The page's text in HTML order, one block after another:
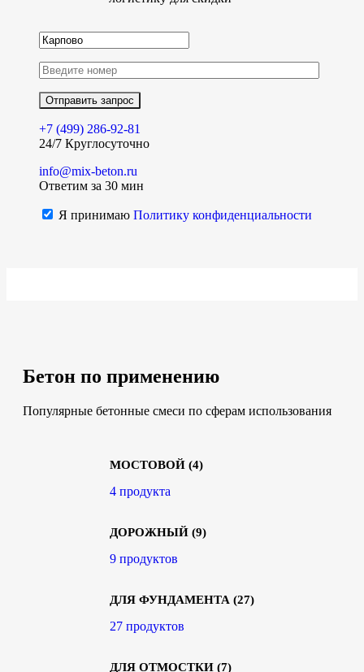
+7 (499) 286-92-81
24/7 Круглосуточно
info@mix-beton.ru
Ответим за 30 мин
Я принимаю Политику конфиденциальности
Бетон по применению
Популярные бетонные смеси по сферам использования
МОСТОВОЙ (4)
4 продукта
ДОРОЖНЫЙ (9)
9 продуктов
ДЛЯ ФУНДАМЕНТА (27)
27 продуктов
ДЛЯ ОТМОСТКИ (7)